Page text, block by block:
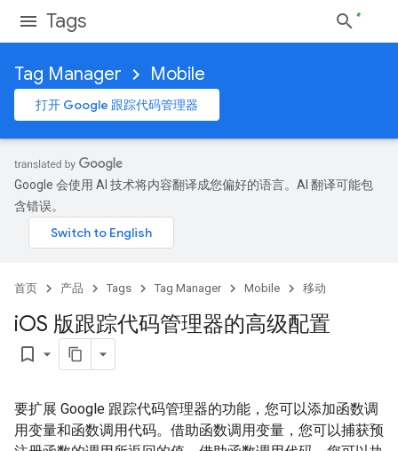
Tags
Tag Manager Mobile
打开 Google 跟踪代码管理器
Google 会使用 AI 技术将内容翻译成您偏好的语言。AI 翻译可能包
含错误。
首页 产品 Tags Tag Manager Mobile 移动
iOS 版跟踪代码管理器的高级配置
bookmark_border
要扩展 Google 跟踪代码管理器的功能，您可以添加函数调
用变量和函数调用代码。借助函数调用变量，您可以捕获预